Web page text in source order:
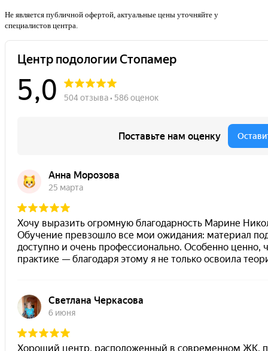
Не является публичной офертой, актуальные цены уточняйте у
специалистов центра.